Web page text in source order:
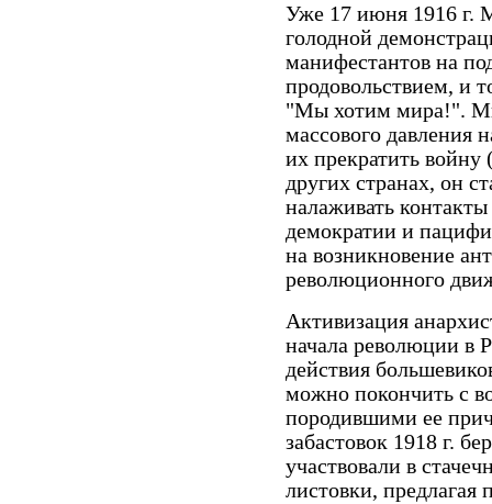
Уже 17 июня 1916 г.
голодной
манифестантов на
продовольствием, и
"Мы хотим мира!".
массового давления
их прекратить
других странах, он
налаживать
демократии и
на возникновение
революционного
Активизация
начала революции в
действия
можно покончить с
породившими ее
забастовок 1918 г.
участвовали в
листовки, предлагая